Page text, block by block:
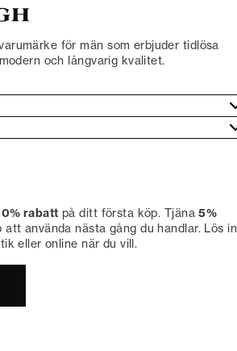
för män som erbjuder tidlösa
och långvarig kvalitet.
rabatt på ditt första köp. Tjäna5%
att använda nästa gång du handlar. Lös in
eller online när du vill.